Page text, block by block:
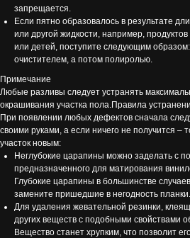
запрещается.
Если пятно образовалось в результате
или другой жидкости, например,
или детей, поступите следующим
очистителем, а потом полиролью.
Примечание
Любые разливы следует устранять
окрашивания участка пола.Правила
При появлении любых дефектов сначала
своими руками, а если ничего не получится –
участок новым:
Неглубокие царапины можно заделать с
предназначенного для матирования
Глубокие царапины в большинстве
замените пришедшие в негодность планки.
Для удаления жевательной резинки,
других веществ с подобными свойствами
Вещество станет хрупким, что позволит